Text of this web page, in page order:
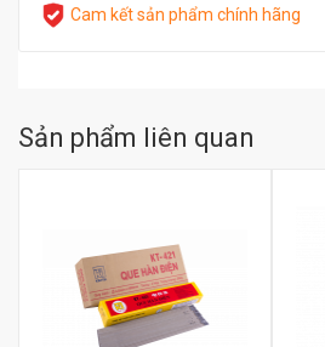
Cam kết sản phẩm chính hãng
Sản phẩm liên quan